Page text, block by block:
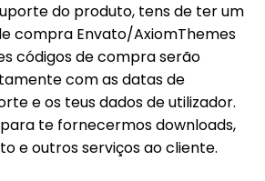
do produto, tens de ter um
compra Envato/AxiomThemes
códigos de compra serão
com as datas de
e os teus dados de utilizador.
te fornecermos downloads,
e outros serviços ao cliente.